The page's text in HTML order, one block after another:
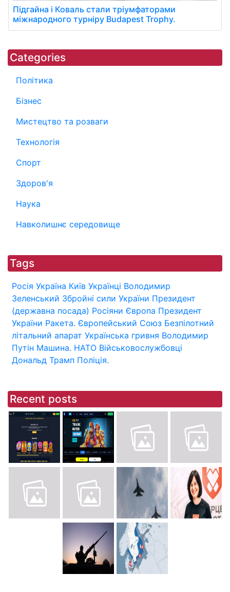
Підгайна і Коваль стали тріумфаторами
міжнародного турніру Budapest Trophy.
Categories
Політика
Бізнес
Мистецтво та розваги
Технологія
Спорт
Здоров'я
Наука
Навколишнє середовище
Tags
Росія Україна Київ Українці Володимир
Зеленський Збройні сили України Президент
(державна посада) Росіяни Європа Президент
України Ракета. Європейський Союз Безпілотний
літальний апарат Українська гривня Володимир
Путін Машина. НАТО Військовослужбовці
Дональд Трамп Поліція.
Recent posts